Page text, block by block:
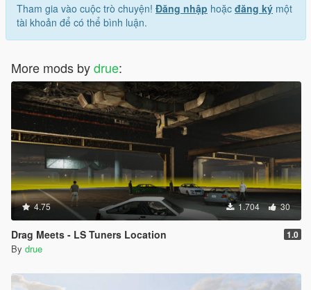
Tham gia vào cuộc trò chuyện! Đăng nhập hoặc đăng ký một
tài khoản để có thể bình luận.
More mods bydrue:
4.75 1.704 30
Drag Meets - LS Tuners Location 1.0
By drue